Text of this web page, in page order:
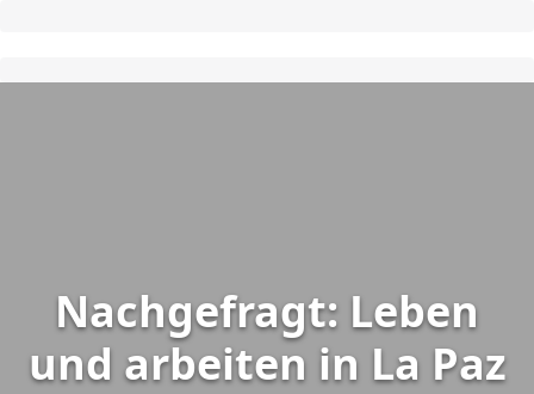
Nachgefragt: Leben
und arbeiten in La Paz